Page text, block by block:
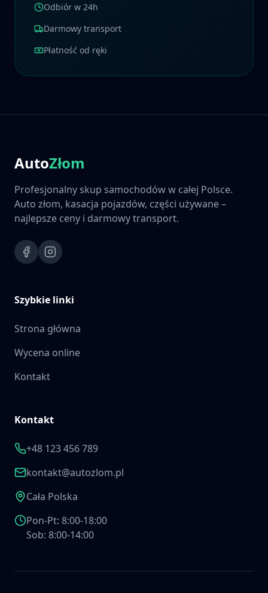
Odbiór w 24h
Darmowy transport
Płatność od ręki
AutoZłom
Profesjonalny skup samochodów w całej Polsce.
Auto złom, kasacja pojazdów, części używane –
najlepsze ceny i darmowy transport.
Szybkie linki
Strona główna
Wycena online
Kontakt
Kontakt
+48 123 456 789
kontakt@autozlom.pl
Cała Polska
Pon-Pt: 8:00-18:00
Sob: 8:00-14:00